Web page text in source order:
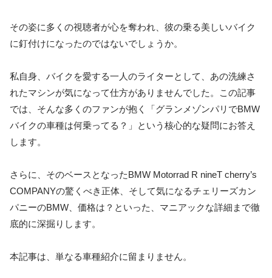
その姿に多くの視聴者が心を奪われ、彼の乗る美しいバイク
に釘付けになったのではないでしょうか。
私自身、バイクを愛する一人のライターとして、あの洗練さ
れたマシンが気になって仕方がありませんでした。この記事
では、そんな多くのファンが抱く「グランメゾンパリでBMW
バイクの車種は何乗ってる？」という核心的な疑問にお答え
します。
さらに、そのベースとなったBMW Motorrad R nineT cherry’s
COMPANYの驚くべき正体、そして気になるチェリーズカン
パニーのBMW、価格は？といった、マニアックな詳細まで徹
底的に深掘りします。
本記事は、単なる車種紹介に留まりません。